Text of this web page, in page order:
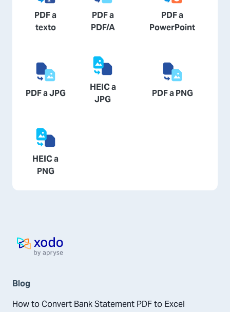
PDF a
texto
PDF a
PDF/A
PDF a
PowerPoint
PDF a JPG
HEIC a
JPG
PDF a PNG
HEIC a
PNG
página de inicio
Blog
How to Convert Bank Statement PDF to Excel